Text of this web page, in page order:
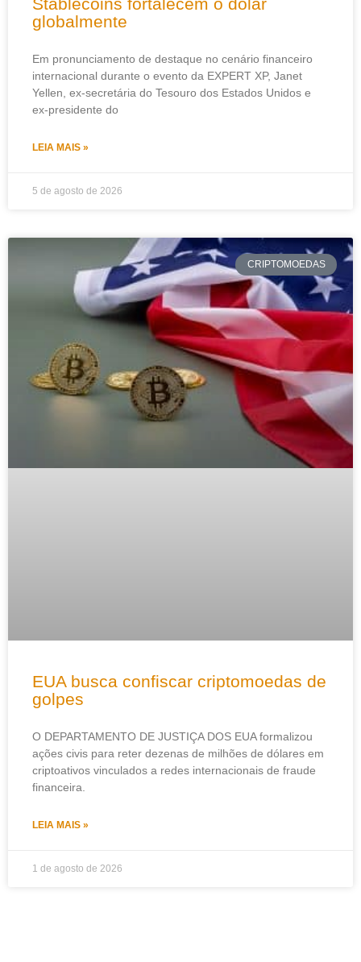
Stablecoins fortalecem o dólar
globalmente
Em pronunciamento de destaque no cenário financeiro
internacional durante o evento da EXPERT XP, Janet
Yellen, ex-secretária do Tesouro dos Estados Unidos e
ex-presidente do
LEIA MAIS »
5 de agosto de 2026
CRIPTOMOEDAS
EUA busca confiscar criptomoedas de
golpes
O DEPARTAMENTO DE JUSTIÇA DOS EUA formalizou
ações civis para reter dezenas de milhões de dólares em
criptoativos vinculados a redes internacionais de fraude
financeira.
LEIA MAIS »
1 de agosto de 2026